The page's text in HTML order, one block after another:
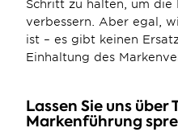
Schritt zu halten, um die
verbessern. Aber egal,
ist – es gibt keinen
Einhaltung des
Lassen Sie uns
Markenführung